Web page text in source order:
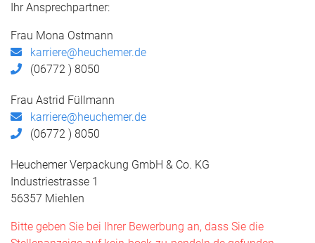
Ihr Ansprechpartner:
Frau Mona Ostmann
karriere@heuchemer.de
(06772 ) 8050
Frau Astrid Füllmann
karriere@heuchemer.de
(06772 ) 8050
Heuchemer Verpackung GmbH & Co. KG
Industriestrasse 1
56357 Miehlen
Bitte geben Sie bei Ihrer Bewerbung an, dass Sie die